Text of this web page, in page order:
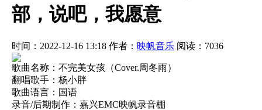
部，说吧，我愿意
时间：2022-12-16 13:18 作者： 映帆音乐 阅读： 7036
歌曲名称：不完美女孩（Cover.周冬雨）
翻唱歌手：杨小胖
歌曲语言：国语
录音/后期制作：嘉兴EMC映帆录音棚